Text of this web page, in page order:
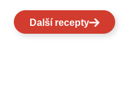
Další recepty